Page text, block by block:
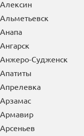
Алексин
Альметьевск
Анапа
Ангарск
Анжеро-Судженск
Апатиты
Апрелевка
Арзамас
Армавир
Арсеньев